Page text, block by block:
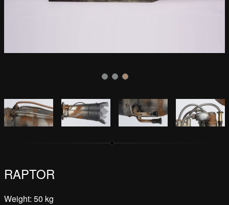
RAPTOR
Weight: 50 kg